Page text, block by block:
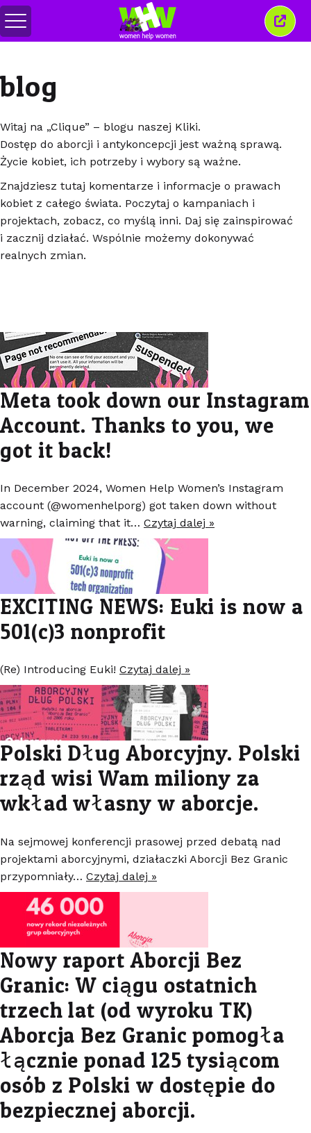
Przełącz
menu
to
blog
Witaj na „Clique” – blogu naszej Kliki.
Dostęp do aborcji i antykoncepcji jest ważną sprawą.
Życie kobiet, ich potrzeby i wybory są ważne.
Znajdziesz tutaj komentarze i informacje o prawach
kobiet z całego świata. Poczytaj o kampaniach i
projektach, zobacz, co myślą inni. Daj się zainspirować
i zacznij działać. Wspólnie możemy dokonywać
realnych zmian.
Meta took down our Instagram
Account. Thanks to you, we
got it back!
In December 2024, Women Help Women’s Instagram
account (@womenhelporg) got taken down without
warning, claiming that it… Czytaj dalej »
EXCITING NEWS: Euki is now a
501(c)3 nonprofit
(Re) Introducing Euki! Czytaj dalej »
Polski Dług Aborcyjny. Polski
rząd wisi Wam miliony za
wkład własny w aborcje.
Na sejmowej konferencji prasowej przed debatą nad
projektami aborcyjnymi, działaczki Aborcji Bez Granic
przypomniały… Czytaj dalej »
Nowy raport Aborcji Bez
Granic: W ciągu ostatnich
trzech lat (od wyroku TK)
Aborcja Bez Granic pomogła
łącznie ponad 125 tysiącom
osób z Polski w dostępie do
bezpiecznej aborcji.